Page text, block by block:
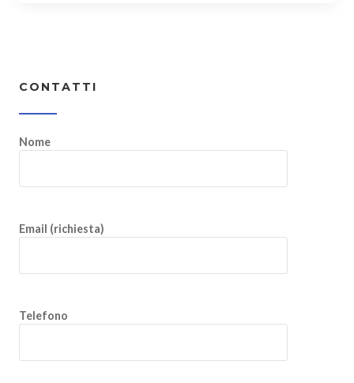
CONTATTI
Nome
Email (richiesta)
Telefono